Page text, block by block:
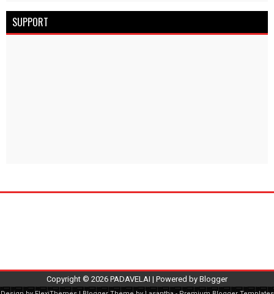
SUPPORT
Copyright © 2026 PADAVELAI | Powered by Blogger